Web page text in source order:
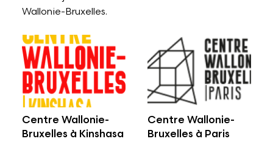
Wallonie-Bruxelles.
Centre Wallonie-
Bruxelles à Kinshasa
Centre Wallonie-
Bruxelles à Paris